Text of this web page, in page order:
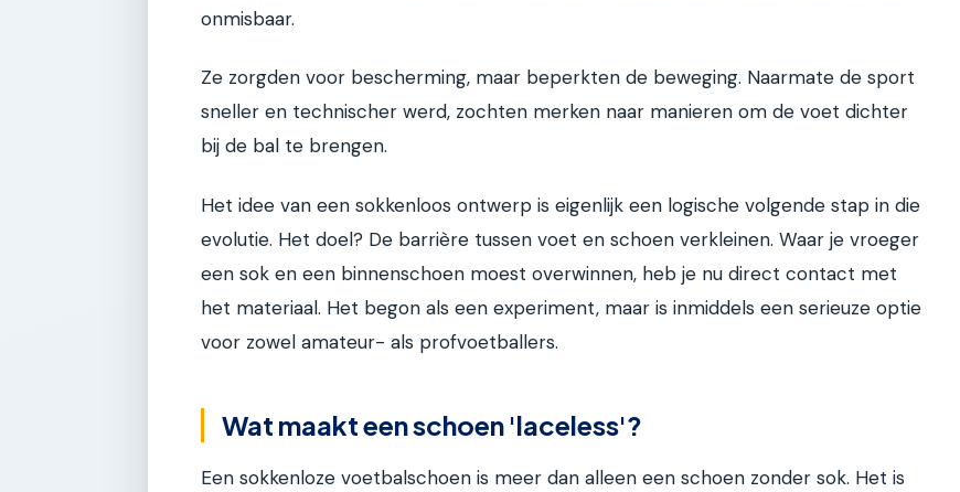
onmisbaar.
Ze zorgden voor bescherming, maar beperkten de beweging. Naarmate de sport
sneller en technischer werd, zochten merken naar manieren om de voet dichter
bij de bal te brengen.
Het idee van een sokkenloos ontwerp is eigenlijk een logische volgende stap in die
evolutie. Het doel? De barrière tussen voet en schoen verkleinen. Waar je vroeger
een sok en een binnenschoen moest overwinnen, heb je nu direct contact met
het materiaal. Het begon als een experiment, maar is inmiddels een serieuze optie
voor zowel amateur- als profvoetballers.
Wat maakt een schoen 'laceless'?
Een sokkenloze voetbalschoen is meer dan alleen een schoen zonder sok. Het is